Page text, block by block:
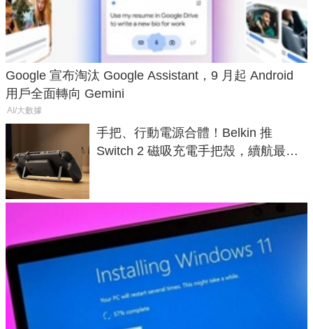
Google 宣布淘汰 Google Assistant，9 月起 Android
用戶全面轉向 Gemini
AI/大數據
手把、行動電源合體！Belkin 推
Switch 2 磁吸充電手把殼，續航最高